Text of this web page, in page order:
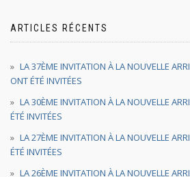
ARTICLES RÉCENTS
LA 37ÈME INVITATION À LA NOUVELLE
ONT ÉTÉ INVITÉES
LA 30ÈME INVITATION À LA NOUVELLE
ÉTÉ INVITÉES
LA 27ÈME INVITATION À LA NOUVELLE
ÉTÉ INVITÉES
LA 26ÈME INVITATION À LA NOUVELLE